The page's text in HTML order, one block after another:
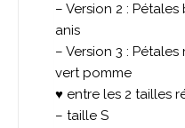
– Version 2 :
anis
– Version 3 :
vert pomme
♥ entre les 2 tailles
– taille S